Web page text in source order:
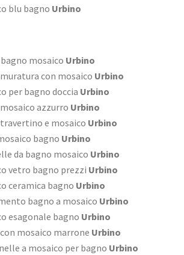
blu bagno Urbino
mosaico Urbino
con mosaico Urbino
per bagno doccia Urbino
azzurro Urbino
e mosaico Urbino
bagno Urbino
da bagno mosaico Urbino
vetro bagno prezzi Urbino
ceramica bagno Urbino
bagno a mosaico Urbino
esagonale bagno Urbino
mosaico marrone Urbino
a mosaico per bagno Urbino